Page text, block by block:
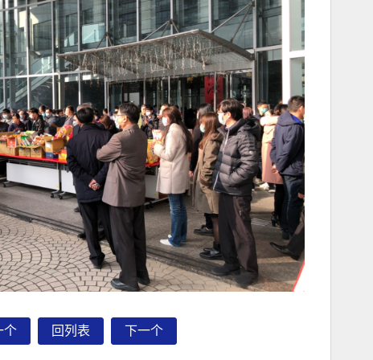
个 回列表 下一个